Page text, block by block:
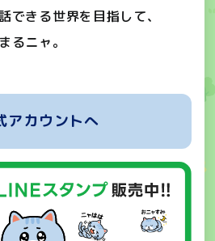
できる世界を目指して、
るニャ。
アカウントへ